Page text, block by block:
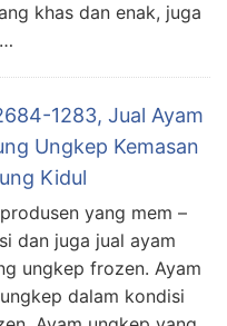
khas dan enak, juga
1283, Jual Ayam
Ungkep Kemasan
Kidul
yang mem –
dan juga jual ayam
ungkep frozen. Ayam
dalam kondisi